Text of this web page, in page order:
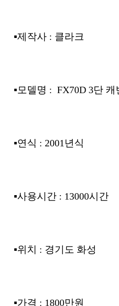
▪︎제작사 : 클라크
▪︎모델명 : FX70D 3단 캐
▪︎연식 : 2001년식
▪︎사용시간 : 13000시간
▪︎위치 : 경기도 화성
▪︎가격 : 1800만원